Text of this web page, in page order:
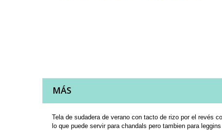
MÁS
Tela de sudadera de verano con tacto de rizo por el revés
lo que puede servir para chandals pero tambien para